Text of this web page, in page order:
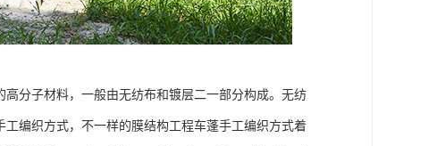
分子材料，一般由无纺布和镀层二一部分构成。无纺
编织方式，不一样的膜结构工程车蓬手工编织方式着